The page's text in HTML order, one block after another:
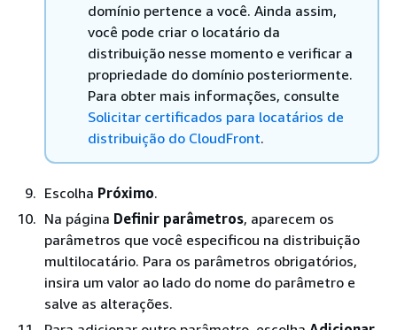
domínio pertence a você. Ainda assim,
você pode criar o locatário da
distribuição nesse momento e verificar a
propriedade do domínio posteriormente.
Para obter mais informações, consulte
Solicitar certificados para locatários de
distribuição do CloudFront.
Escolha Próximo.
Na página Definir parâmetros, aparecem os
parâmetros que você especificou na distribuição
multilocatário. Para os parâmetros obrigatórios,
insira um valor ao lado do nome do parâmetro e
salve as alterações.